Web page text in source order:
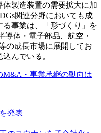
製造装置の需要拡大に加
関連分野においても成
事業は、「形づくり」を
導体・電子部品、航空・
の成長市場に展開してお
んでいる。
M&A・事業承継の動向は
発表